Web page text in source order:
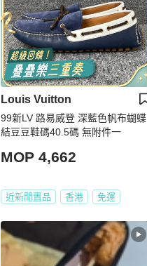
Louis Vuitton
99新LV 路易威登 深藍色帆布蝴蝶
結豆豆鞋碼40.5碼 無附件一
MOP 4,662
近新閒置品 香港 免運